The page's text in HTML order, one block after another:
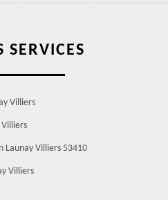
SERVICES
Villiers
Launay Villiers 53410
Villiers